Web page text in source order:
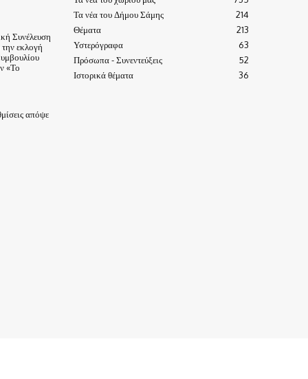
Συνέλευση
την εκλογή
«Το
απόψε
Τα νέα του Δήμου Σάμης
214
Θέματα
213
Υστερόγραφα
63
Πρόσωπα - Συνεντεύξεις
52
Ιστορικά θέματα
36